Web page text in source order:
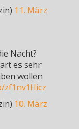
11. März
Nacht?
es sehr
wollen
zf1nv1Hicz
10. März